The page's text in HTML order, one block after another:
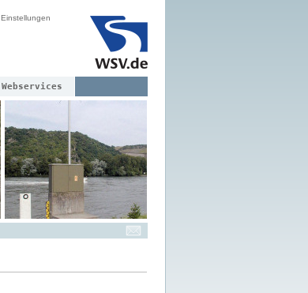
Einstellungen
Webservices